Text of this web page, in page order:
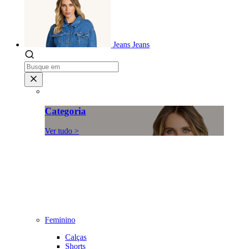
Jeans Jeans
Categoria
Ver tudo >
Feminino
Calças
Shorts